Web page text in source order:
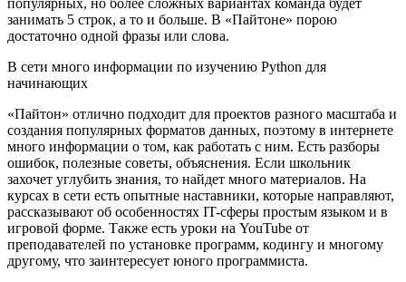
занимать 5 строк, а то и больше. В «Пайтоне» порою
достаточно одной фразы или слова.
В сети много информации по изучению Python для
начинающих
«Пайтон» отлично подходит для проектов разного масштаба и
создания популярных форматов данных, поэтому в интернете
много информации о том, как работать с ним. Есть разборы
ошибок, полезные советы, объяснения. Если школьник
захочет углубить знания, то найдет много материалов. На
курсах в сети есть опытные наставники, которые направляют,
рассказывают об особенностях IT-сферы простым языком и в
игровой форме. Также есть уроки на YouTube от
преподавателей по установке программ, кодингу и многому
другому, что заинтересует юного программиста.